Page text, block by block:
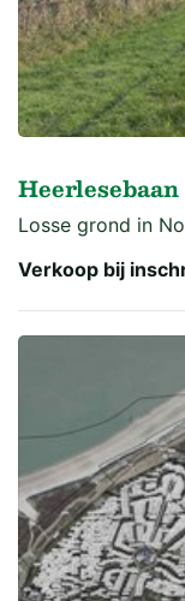
Losse grond in
Verkoop bij